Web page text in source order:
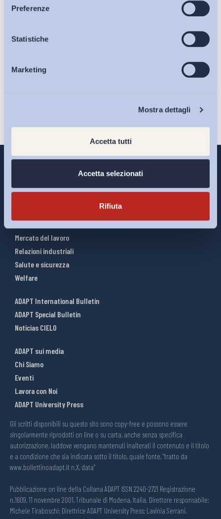
Preferenze
Statistiche
Marketing
Mostra dettagli
Accetta tutti
Accetta selezionati
Rifiuta
Articoli
Osservatori
Eventi
Ho letto e Accetto il trattamento dei dati personali descritti
Riforme del lavoro
Mercato del lavoro
Relazioni industriali
Salute e sicurezza
Welfare
ADAPT International Bulletin
ADAPT Special Bulletin
Noticias CIELO
ADAPT sui media
Chi Siamo
Eventi
Lavora con Noi
ADAPT University Press
Gli scritti disponibili su questo sito sono copy-free e possono essere
singolarmente riprodotti on line o su carta, anche senza specifica
autorizzazione, laddove vengano mantenuti inalterati il contenuto e il titolo
e a condizione che sia indicata sotto il titolo, quale fonte, “tratto da
www.bollettinoadapt.it n.X, data“
Pubblicazione on line della Collana ADAPT ISSN 2240-2721 Registrazione
n.1609, 11 novembre 2001, Tribunale di Modena, Italia. Direttore responsabile:
Michele Tiraboschi; Direttrice ADAPT University Press: Lavinia Serrani.